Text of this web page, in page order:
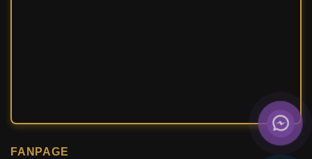
FANPAGE